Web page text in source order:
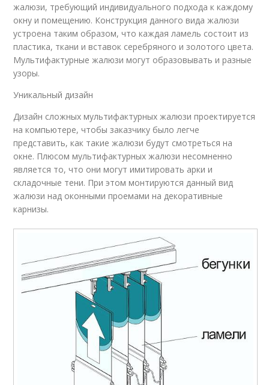
жалюзи, требующий индивидуального подхода к каждому
окну и помещению. Конструкция данного вида жалюзи
устроена таким образом, что каждая ламель состоит из
пластика, ткани и вставок серебряного и золотого цвета.
Мультифактурные жалюзи могут образовывать и разные
узоры.
Уникальный дизайн
Дизайн сложных мультифактурных жалюзи проектируется
на компьютере, чтобы заказчику было легче
представить, как такие жалюзи будут смотреться на
окне. Плюсом мультифактурных жалюзи несомненно
является то, что они могут имитировать арки и
складочные тени. При этом монтируются данный вид
жалюзи над оконными проемами на декоративные
карнизы.